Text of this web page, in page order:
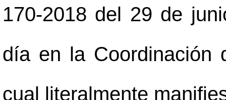
170-2018 del 29 de
día en la Coordinación
cual literalmente